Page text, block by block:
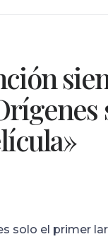
solo el primer